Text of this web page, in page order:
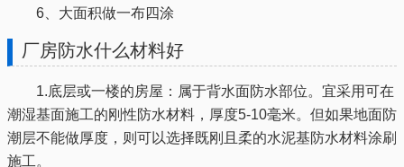
6、大面积做一布四涂
厂房防水什么材料好
1.底层或一楼的房屋：属于背水面防水部位。宜采用可在
潮湿基面施工的刚性防水材料，厚度5-10毫米。但如果地面防
潮层不能做厚度，则可以选择既刚且柔的水泥基防水材料涂刷
施工。